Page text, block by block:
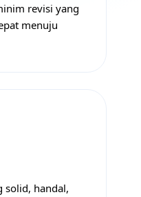
revisi yang
menuju
solid, handal,